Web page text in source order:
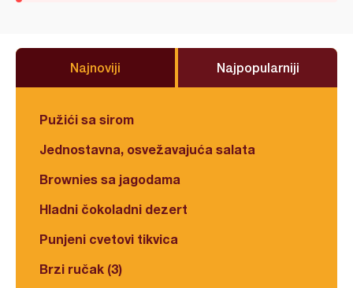
Najnoviji Najpopularniji
Pužići sa sirom
Jednostavna, osvežavajuća salata
Brownies sa jagodama
Hladni čokoladni dezert
Punjeni cvetovi tikvica
Brzi ručak (3)